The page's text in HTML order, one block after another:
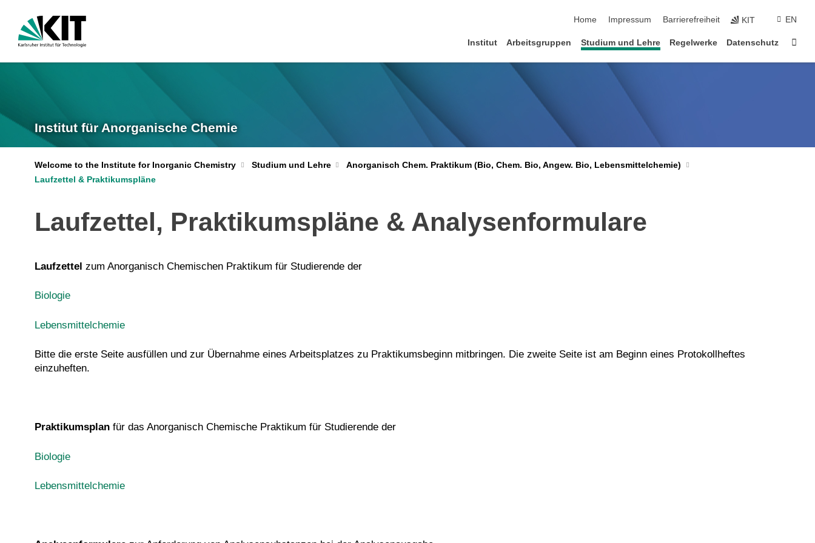
Home
Impressum Barrierefreiheit KIT EN
Institut Arbeitsgruppen Studium und Lehre Regelwerke Datenschutz
Institut für Anorganische Chemie
Welcome to the Institute for Inorganic Chemistry Studium und Lehre
Anorganisch Chem. Praktikum (Bio, Chem. Bio, Angew. Bio, Lebensmittelchemie)
Laufzettel & Praktikumspläne
Laufzettel, Praktikumspläne & Analysenformulare
Laufzettel zum Anorganisch Chemischen Praktikum für Studierende der
Biologie
Lebensmittelchemie
Bitte die erste Seite ausfüllen und zur Übernahme eines Arbeitsplatzes zu Praktikumsbeginn mitbringen. Die zweite Seite ist am Beginn eines Protokollheftes
einzuheften.
Praktikumsplan für das Anorganisch Chemische Praktikum für Studierende der
Biologie
Lebensmittelchemie